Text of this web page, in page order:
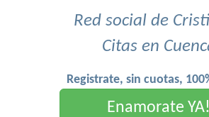
Red social de
Citas en
Registrate, sin cuotas,
Enamorate YA!